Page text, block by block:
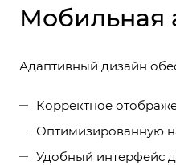
Мобильная
Адаптивный дизайн
Корректное
Оптимизированную
Удобный интерфейс